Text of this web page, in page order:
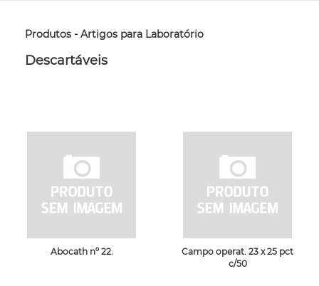
Produtos - Artigos para Laboratório
Descartáveis
Abocath nº 22.
Campo operat. 23 x 25 pct
c/50